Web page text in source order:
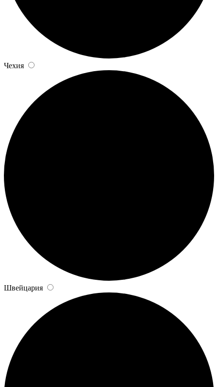
Чехия
Швейцария